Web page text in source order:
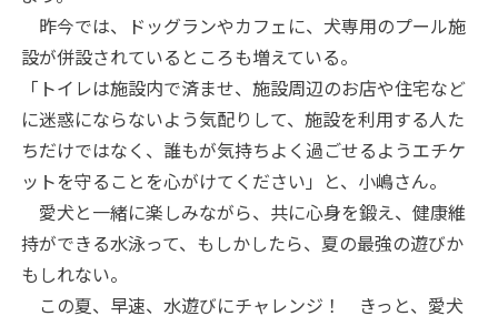
昨今では、ドッグランやカフェに、犬専用のプール施
設が併設されているところも増えている。
「トイレは施設内で済ませ、施設周辺のお店や住宅など
に迷惑にならないよう気配りして、施設を利用する人た
ちだけではなく、誰もが気持ちよく過ごせるようエチケ
ットを守ることを心がけてください」と、小嶋さん。
愛犬と一緒に楽しみながら、共に心身を鍛え、健康維
持ができる水泳って、もしかしたら、夏の最強の遊びか
もしれない。
この夏、早速、水遊びにチャレンジ！ きっと、愛犬